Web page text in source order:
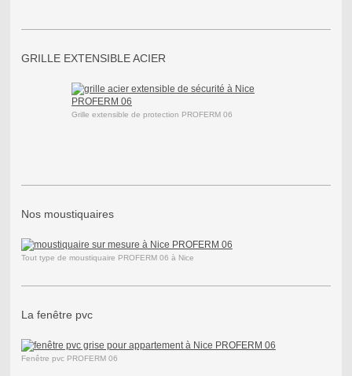
GRILLE EXTENSIBLE ACIER
Grille extensible de protection PROFERM 06
Nos moustiquaires
Tout type de moustiquaire PROFERM 06 à Nice
La fenêtre pvc
Fenêtre pvc PROFERM 06